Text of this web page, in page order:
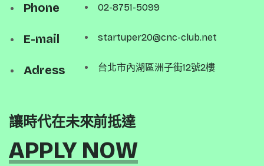
Phone
E-mail
Adress
02-8751-5099
startuper20@cnc-club.net
台北市內湖區洲子街12號2樓
讓時代在未來前抵達
APPLY NOW